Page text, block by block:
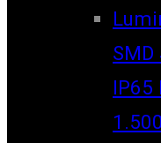
SMD
IP65